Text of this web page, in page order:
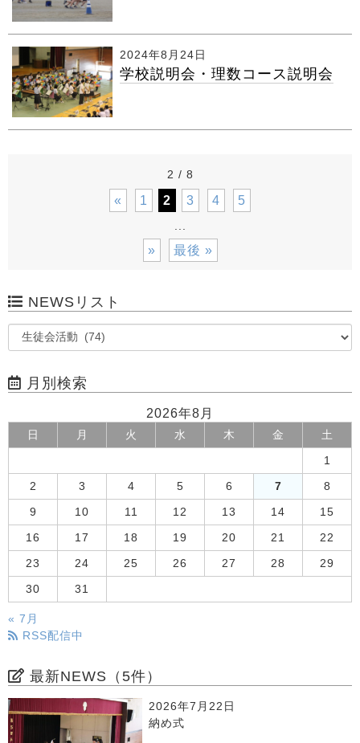
2024年8月24日
学校説明会・理数コース説明会
2 / 8
« 1 2 3 4 5
» 最後 »
NEWSリスト
月別検索
2026年8月
日 月 火 水 木 金 土
1
2 3 4 5 6 7 8
9 10 11 12 13 14 15
16 17 18 19 20 21 22
23 24 25 26 27 28 29
30 31
« 7月
RSS配信中
最新NEWS（5件）
2026年7月22日
納め式